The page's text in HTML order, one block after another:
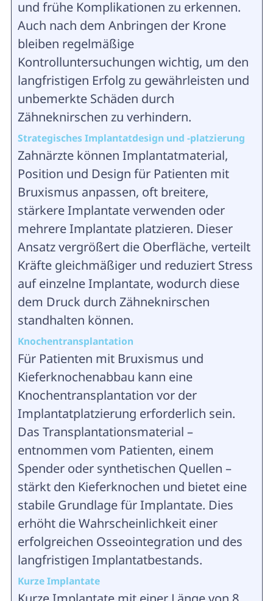
und frühe Komplikationen zu erkennen.
Auch nach dem Anbringen der Krone
bleiben regelmäßige
Kontrolluntersuchungen wichtig, um den
langfristigen Erfolg zu gewährleisten und
unbemerkte Schäden durch
Zähneknirschen zu verhindern.
Strategisches Implantatdesign und -platzierung
Zahnärzte können Implantatmaterial,
Position und Design für Patienten mit
Bruxismus anpassen, oft breitere,
stärkere Implantate verwenden oder
mehrere Implantate platzieren. Dieser
Ansatz vergrößert die Oberfläche, verteilt
Kräfte gleichmäßiger und reduziert Stress
auf einzelne Implantate, wodurch diese
dem Druck durch Zähneknirschen
standhalten können.
Knochentransplantation
Für Patienten mit Bruxismus und
Kieferknochenabbau kann eine
Knochentransplantation vor der
Implantatplatzierung erforderlich sein.
Das Transplantationsmaterial –
entnommen vom Patienten, einem
Spender oder synthetischen Quellen –
stärkt den Kieferknochen und bietet eine
stabile Grundlage für Implantate. Dies
erhöht die Wahrscheinlichkeit einer
erfolgreichen Osseointegration und des
langfristigen Implantatbestands.
Kurze Implantate